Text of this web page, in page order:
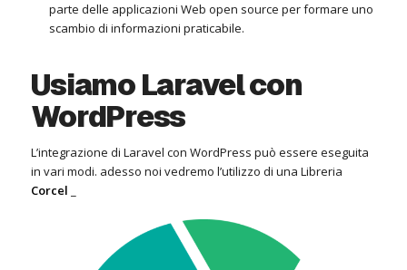
parte delle applicazioni Web open source per formare uno
scambio di informazioni praticabile.
Usiamo Laravel con
WordPress
L’integrazione di Laravel con WordPress può essere eseguita
in vari modi. adesso noi vedremo l’utilizzo di una Libreria
Corcel